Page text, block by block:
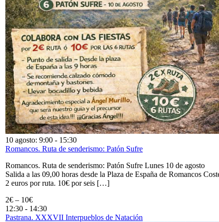
10 agosto: 9:00 - 15:30
Romancos. Ruta de senderismo: Patón Sufre
Romancos. Ruta de senderismo: Patón Sufre Lunes 10 de agosto
Salida a las 09,00 horas desde la Plaza de España de Romancos
2 euros por ruta. 10€ por seis […]
2€ – 10€
12:30 - 14:30
Pastrana. XXXVII Interpueblos de Natación